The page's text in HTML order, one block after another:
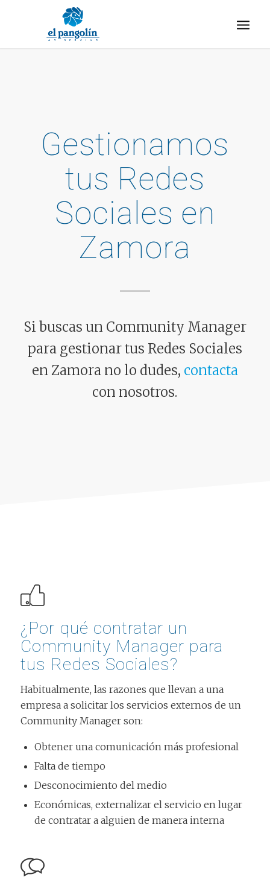
Gestionamos
tus Redes
Sociales en
Zamora
Si buscas un Community Manager
para gestionar tus Redes Sociales
en Zamora no lo dudes, contacta
con nosotros.
¿Por qué contratar un
Community Manager para
tus Redes Sociales?
Habitualmente, las razones que llevan a una
empresa a solicitar los servicios externos de un
Community Manager son:
Obtener una comunicación más profesional
Falta de tiempo
Desconocimiento del medio
Económicas, externalizar el servicio en lugar
de contratar a alguien de manera interna